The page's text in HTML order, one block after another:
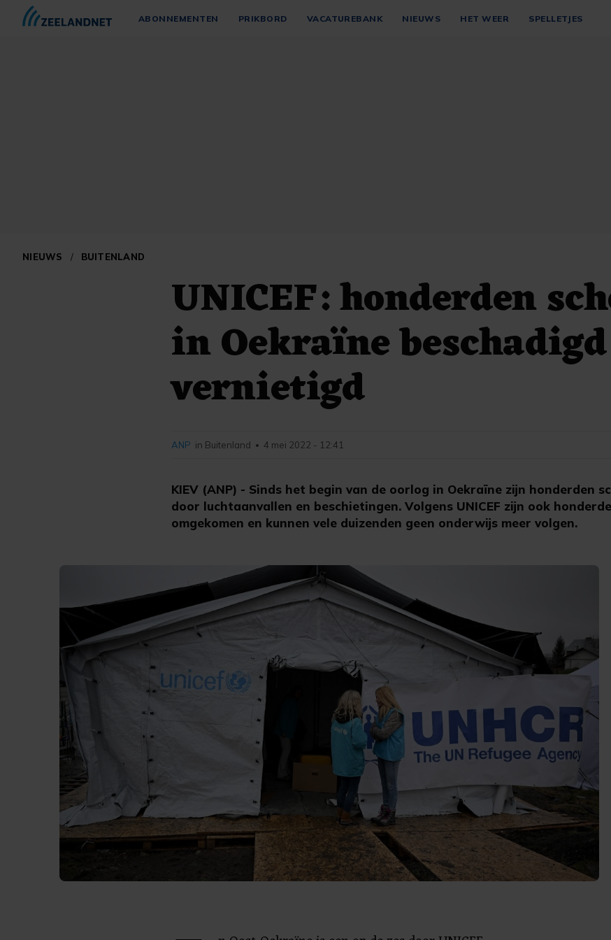
ABONNEMENTEN PRIKBORD VACATUREBANK NIEUWS HET WEER SPELLETJES
NIEUWS / BUITENLAND
UNICEF: honderden
in Oekraïne
vernietigd
KIEV (ANP) - Sinds het begin van de oorlog in Oekraïne zijn honderden
door luchtaanvallen en beschietingen. Volgens UNICEF zijn ook
omgekomen en kunnen vele duizenden geen onderwijs meer volgen.
ANP in Buitenland • 4 mei 2022 - 12:41